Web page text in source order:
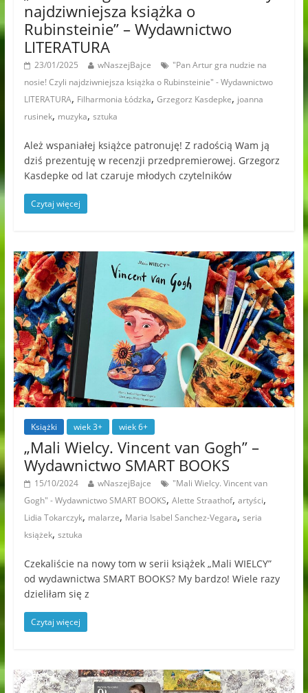
najdziwniejsza książka o
Rubinsteinie” – Wydawnictwo
LITERATURA
23/01/2025 wNaszejBajce
"Pan Artur gra nudzie na
nosie! Czyli najdziwniejsza książka o Rubinsteinie" - Wydawnictwo
LITERATURA, Filharmonia Łódzka, Grzegorz Kasdepke, joanna
rusinek, muzyka, sztuka
Ależ wspaniałej książce patronuję! Z radością Wam ją
dziś prezentuję w recenzji przedpremierowej. Grzegorz
Kasdepke od lat czaruje młodych czytelników
Czytaj więcej
Książki wiek 3+ wiek 6+
„Mali Wielcy. Vincent van Gogh” –
Wydawnictwo SMART BOOKS
15/10/2024 wNaszejBajce
"Mali Wielcy. Vincent van
Gogh" - Wydawnictwo SMART BOOKS, Alette Straathof, artyści,
Lidia Tokarczyk, malarze, Maria Isabel Sanchez-Vegara, seria
książek, sztuka
Czekaliście na nowy tom w serii książek „Mali WIELCY”
od wydawnictwa SMART BOOKS? My bardzo! Wiele razy
dzieliłam się z
Czytaj więcej